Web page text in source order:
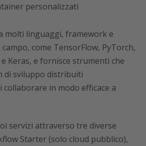
personalizzati
molti linguaggi, framework e
come TensorFlow, PyTorch,
Keras, e fornisce strumenti che
di sviluppo distribuiti
collaborare in modo efficace a
servizi attraverso tre diverse
Starter (solo cloud pubblico),